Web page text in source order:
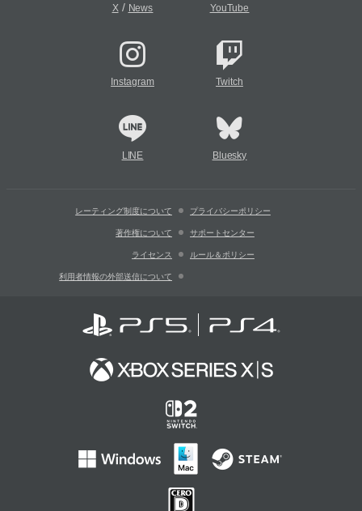
X/ News YouTube
Instagram Twitch
LINE Bluesky
レーティング制度について プライバシーポリシー
著作権について サポートセンター
ライセンス ルール＆ポリシー
利用者情報の外部送信について